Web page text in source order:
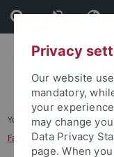
Skip
to
content
Skip
to
footer
You are here: Startseite
Fachspezifische
Privacy
Our website
mandatory,
your
may change
Data Privacy
page. When